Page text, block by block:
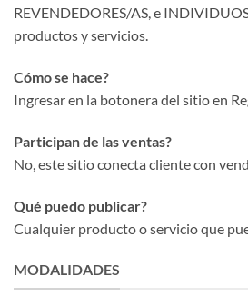
REVENDEDORES/AS, e
productos y servicios.
Cómo se hace?
Ingresar en la botonera del sitio en
Participan de las ventas?
No, este sitio conecta cliente con
Qué puedo publicar?
Cualquier producto o servicio que
MODALIDADES